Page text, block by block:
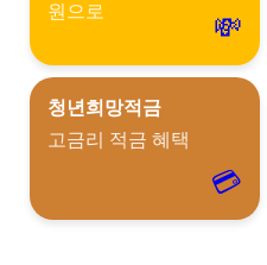
원으로
💸
청년희망적금
고금리 적금 혜택
💳